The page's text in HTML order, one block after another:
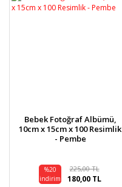
Bebek Fotoğraf Albümü,
10cm x 15cm x 100 Resimlik
- Pembe
%20
indirim
225,00 TL
180,00 TL